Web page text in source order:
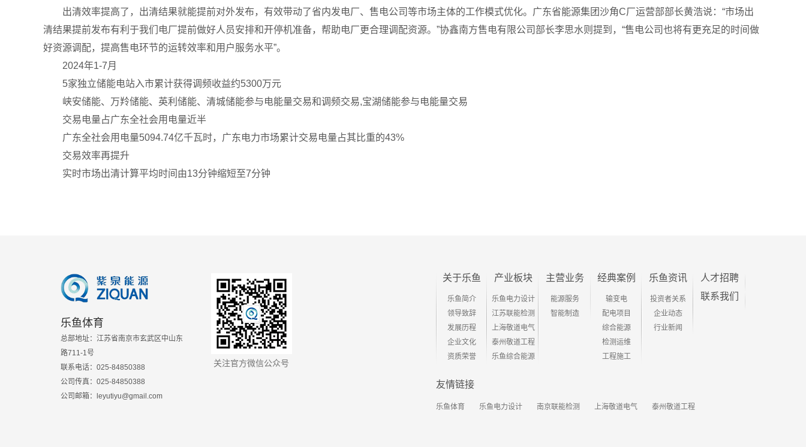
出清效率提高了，出清结果就能提前对外发布，有效带动了省内发电厂、售电公司等市场主体的工作模式优化。广东省能源集团沙角C厂运营部部长黄浩说：“市场出
清结果提前发布有利于我们电厂提前做好人员安排和开停机准备，帮助电厂更合理调配资源。”协鑫南方售电有限公司部长李思水则提到，“售电公司也将有更充足的时间做
好资源调配，提高售电环节的运转效率和用户服务水平”。
2024年1-7月
5家独立储能电站入市累计获得调频收益约5300万元
峡安储能、万羚储能、英利储能、清城储能参与电能量交易和调频交易,宝湖储能参与电能量交易
交易电量占广东全社会用电量近半
广东全社会用电量5094.74亿千瓦时，广东电力市场累计交易电量占其比重的43%
交易效率再提升
实时市场出清计算平均时间由13分钟缩短至7分钟
乐鱼体育
总部地址：江苏省南京市玄武区中山东
路711-1号
联系电话：025-84850388
公司传真：025-84850388
公司邮箱：leyutiyu@gmail.com
关注官方微信公众号
关于乐鱼
乐鱼简介
领导致辞
发展历程
企业文化
资质荣誉
产业板块
乐鱼电力设计
江苏联能检测
上海敬道电气
泰州敬道工程
乐鱼综合能源
主营业务
能源服务
智能制造
经典案例
输变电
配电项目
综合能源
检测运维
工程施工
乐鱼资讯
投资者关系
企业动态
行业新闻
人才招聘
联系我们
友情链接
乐鱼体育 乐鱼电力设计 南京联能检测 上海敬道电气 泰州敬道工程